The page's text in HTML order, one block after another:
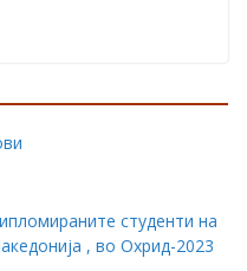
студенти на
, во Охрид-2023